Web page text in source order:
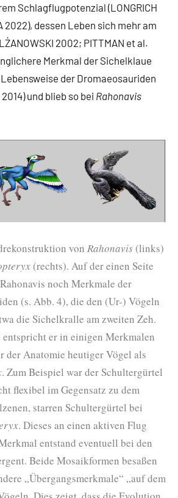
Schlagflugpotenzial (LONGRICH
2022), dessen Leben sich mehr am
2002; PITTMAN et al.
Merkmal der Sichelklaue
der Dromaeosauriden
und blieb so bei Rahonavis
von Rahonavis (links)
(rechts). Auf der einen Seite
noch Merkmale der
(s. Abb. 4), die den (Ur-) Vögeln
die Sichelkralle am zweiten Zeh.
entspricht er in einigen Merkmalen
der Anatomie heutiger Vögel als
. Zum Beispiel war der Schultergürtel
flexibel im Gegensatz zu dem
starren Schultergürtel bei
. Dieses an einen aktiven Flug
entstand eventuell bei den
Beide Mosaikformen besaßen
„Übergangsmerkmale“ „auf dem